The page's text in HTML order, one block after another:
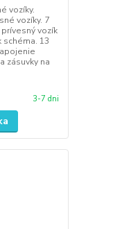
vozíky.
vozíky. 7
vozík
schéma. 13
zásuvky na
3-7 dni